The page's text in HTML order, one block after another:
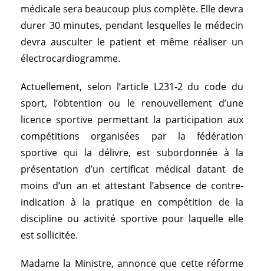
médicale sera beaucoup plus complète. Elle devra
durer 30 minutes, pendant lesquelles le médecin
devra ausculter le patient et même réaliser un
électrocardiogramme.
Actuellement, selon l’article L231-2 du code du
sport, l’obtention ou le renouvellement d’une
licence sportive permettant la participation aux
compétitions organisées par la fédération
sportive qui la délivre, est subordonnée à la
présentation d’un certificat médical datant de
moins d’un an et attestant l’absence de contre-
indication à la pratique en compétition de la
discipline ou activité sportive pour laquelle elle
est sollicitée.
Madame la Ministre, annonce que cette réforme